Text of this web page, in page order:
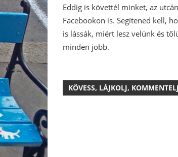
Eddig is követtél minket, az
Facebookon is. Segítened kell,
is lássák, miért lesz velünk és
minden jobb.
KÖVESS, LÁJKOLJ,